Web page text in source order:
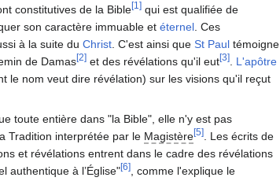
constitutives de la Bible[1] qui est qualifiée de
son caractère immuable et éternel . Ces
à la suite du Christ . C'est ainsi que St Paul témoigne
de Damas[2] et des révélations qu'il eut[3]
L'apôtre
le nom veut dire révélation) sur les visions qu'il reçut
toute entière dans "la Bible", elle n'y est pas
Tradition interprétée par le Magistère[5]
. Les écrits de
et révélations entrent dans le cadre des révélations
authentique à l’Église"[6]
, comme l'explique le